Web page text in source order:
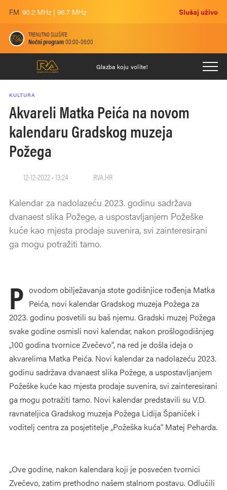
FM 90.2 MHz | 96.7 MHz Slušaj uživo
TRENUTNO SLUŠATE
Noćni program00:00-06:00
Glazba koju volite!
KULTURA
Akvareli Matka Peića na novom
kalendaru Gradskog muzeja
Požega
12-12-2022 • 13:24 RVA.HR
Kalendar za nadolazeću 2023. godinu sadržava
dvanaest slika Požege, a uspostavljanjem Požeške
kuće kao mjesta prodaje suvenira, svi zainteresirani
ga mogu potražiti tamo.
P ovodom obilježavanja stote godišnjice rođenja Matka
Peića, novi kalendar Gradskog muzeja Požega za
2023. godinu posvetili su baš njemu. Gradski muzej Požega
svake godine osmisli novi kalendar, nakon prošlogodišnjeg
„100 godina tvornice Zvečevo“, na red je došla ideja o
akvarelima Matka Peića. Novi kalendar za nadolazeću 2023.
godinu sadržava dvanaest slika Požege, a uspostavljanjem
Požeške kuće kao mjesta prodaje suvenira, svi zainteresirani
ga mogu potražiti tamo. Novi kalendar predstavili su V.D.
ravnateljica Gradskog muzeja Požega Lidija Španiček i
voditelj centra za posjetitelje „Požeška kuća“ Matej Peharda.
„Ove godine, nakon kalendara koji je posvećen tvornici
Zvečevo, zatim prethodno našem stalnom postavu. Odlučili